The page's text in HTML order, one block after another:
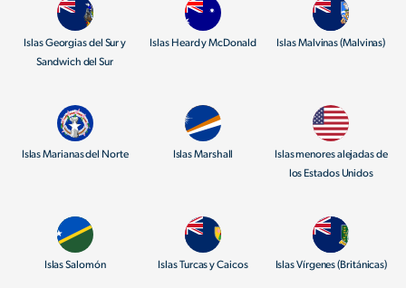
Islas Georgias del Sur y
Sandwich del Sur
Islas Heard y McDonald Islas Malvinas (Malvinas)
Islas Marianas del Norte Islas Marshall
Islas menores alejadas de
los Estados Unidos
Islas Salomón Islas Turcas y Caicos Islas Vírgenes (Británicas)